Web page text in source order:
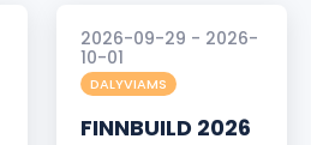
2026-09-29 - 2026-
10-01
DALYVIAMS
FINNBUILD 2026